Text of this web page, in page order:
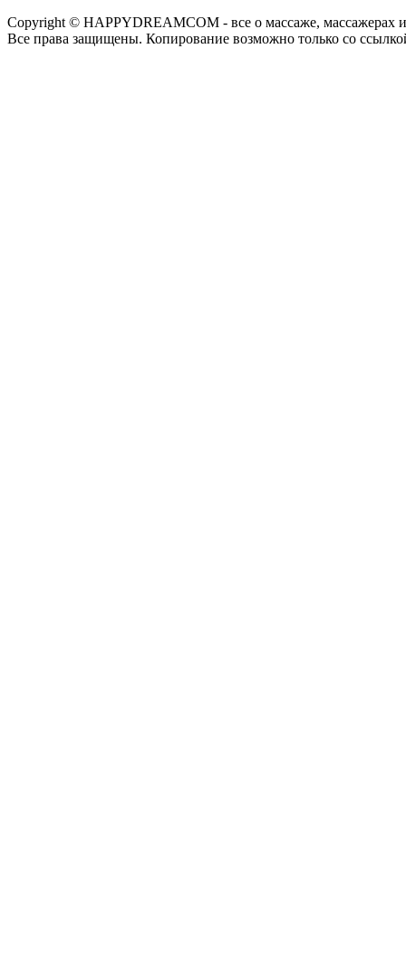
Copyright © HAPPYDREAMCOM - все о массаже, массажерах и
Все права защищены. Копирование возможно только со